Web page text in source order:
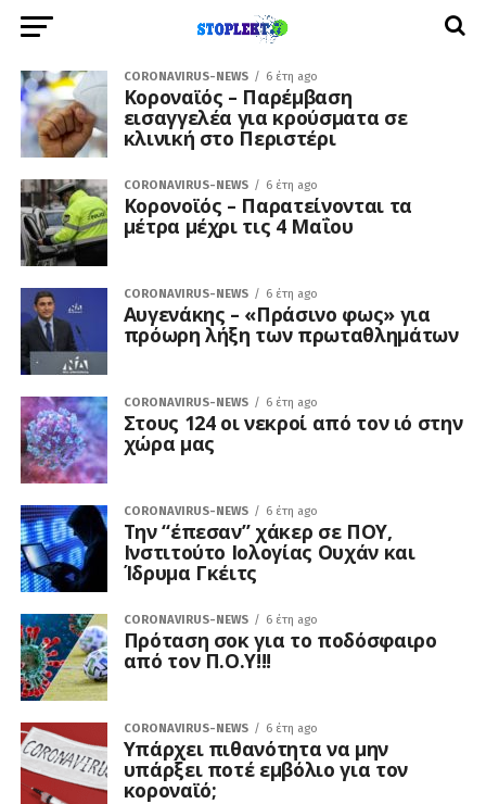
CORONAVIRUS-NEWS 6 έτη ago
Κοροναϊός – Παρέμβαση
εισαγγελέα για κρούσματα σε
κλινική στο Περιστέρι
CORONAVIRUS-NEWS 6 έτη ago
Κορονοϊός – Παρατείνονται τα
μέτρα μέχρι τις 4 Μαΐου
CORONAVIRUS-NEWS 6 έτη ago
Αυγενάκης – «Πράσινο φως» για
πρόωρη λήξη των πρωταθλημάτων
CORONAVIRUS-NEWS 6 έτη ago
Στους 124 οι νεκροί από τον ιό στην
χώρα μας
CORONAVIRUS-NEWS 6 έτη ago
Την “έπεσαν” χάκερ σε ΠΟΥ,
Ινστιτούτο Iολογίας Ουχάν και
Ίδρυμα Γκέιτς
CORONAVIRUS-NEWS 6 έτη ago
Πρόταση σοκ για το ποδόσφαιρο
από τον Π.Ο.Υ!!!
CORONAVIRUS-NEWS 6 έτη ago
Υπάρχει πιθανότητα να μην
υπάρξει ποτέ εμβόλιο για τον
κοροναϊό;